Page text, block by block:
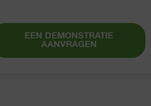
EEN DEMONSTRATIE
AANVRAGEN